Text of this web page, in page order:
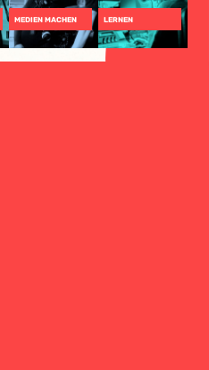
MEDIEN MACHEN LERNEN